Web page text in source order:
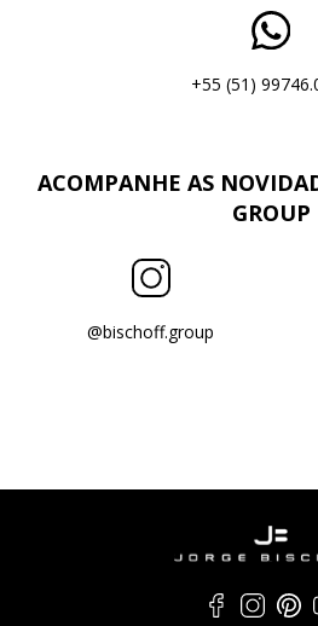
+55 (51)
ACOMPANHE AS
GROUP
@bischoff.group